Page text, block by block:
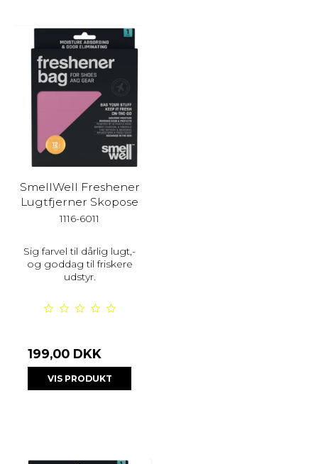
SmellWell Freshener
Lugtfjerner Skopose
1116-6011
Sig farvel til dårlig lugt,-
og goddag til friskere
udstyr.
199,00 DKK
VIS PRODUKT